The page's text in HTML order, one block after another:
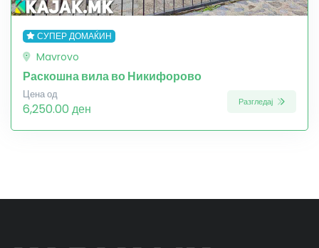
СУПЕР ДОМАЌИН
Mavrovo
Раскошна вила во Никифорово
Цена од
6,250.00 ден Разгледај